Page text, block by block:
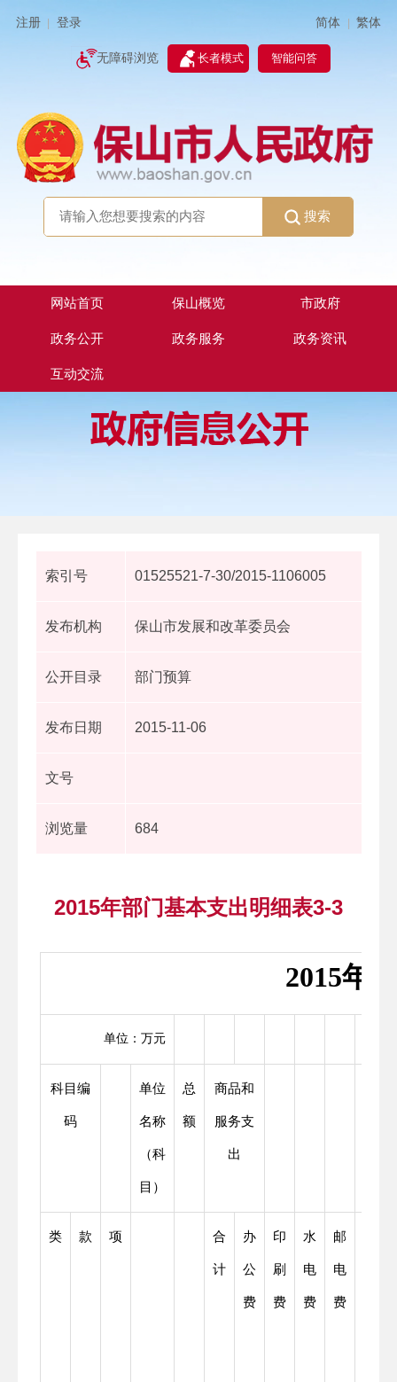
注册 登录 简体 | 繁体
无障碍浏览 长者模式 智能问答
搜索
网站首页 保山概览 市政府
政务公开 政务服务 政务资讯
互动交流
索引号 01525521-7-30/2015-1106005
发布机构 保山市发展和改革委员会
公开目录 部门预算
发布日期 2015-11-06
文号
浏览量 684
2015年部门基本支出明细表3-3
2015年
单位：万元
科目编
码
单位
名称
（科
目）
总
额
商品和
服务支
出
类 款 项 合
计
办
公
费
印
刷
费
水
电
费
邮
电
费